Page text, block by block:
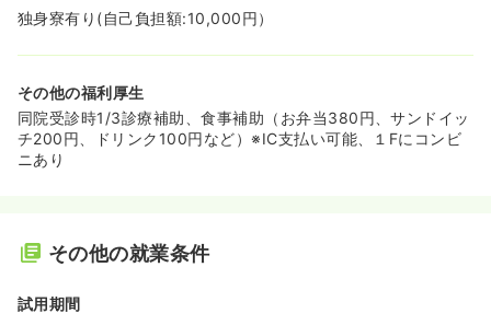
独身寮有り(自己負担額:10,000円）
その他の福利厚生
同院受診時1/3診療補助、食事補助（お弁当380円、サンドイッ
チ200円、ドリンク100円など）※IC支払い可能、１Fにコンビ
ニあり
その他の就業条件
試用期間